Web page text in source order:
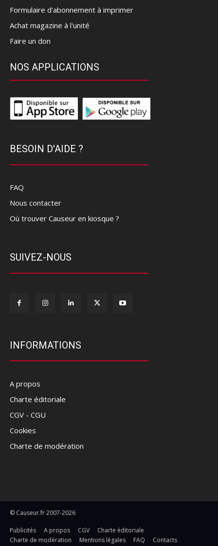
Formulaire d'abonnement à imprimer
Achat magazine à l'unité
Faire un don
NOS APPLICATIONS
BESOIN D'AIDE ?
FAQ
Nous contacter
Où trouver Causeur en kiosque ?
SUIVEZ-NOUS
INFORMATIONS
A propos
Charte éditoriale
CGV - CGU
Cookies
Charte de modération
© Causeur.fr 2007-2026
Publicités A propos CGV
Charte éditoriale
Charte de modération
Mentions légales FAQ Contacts